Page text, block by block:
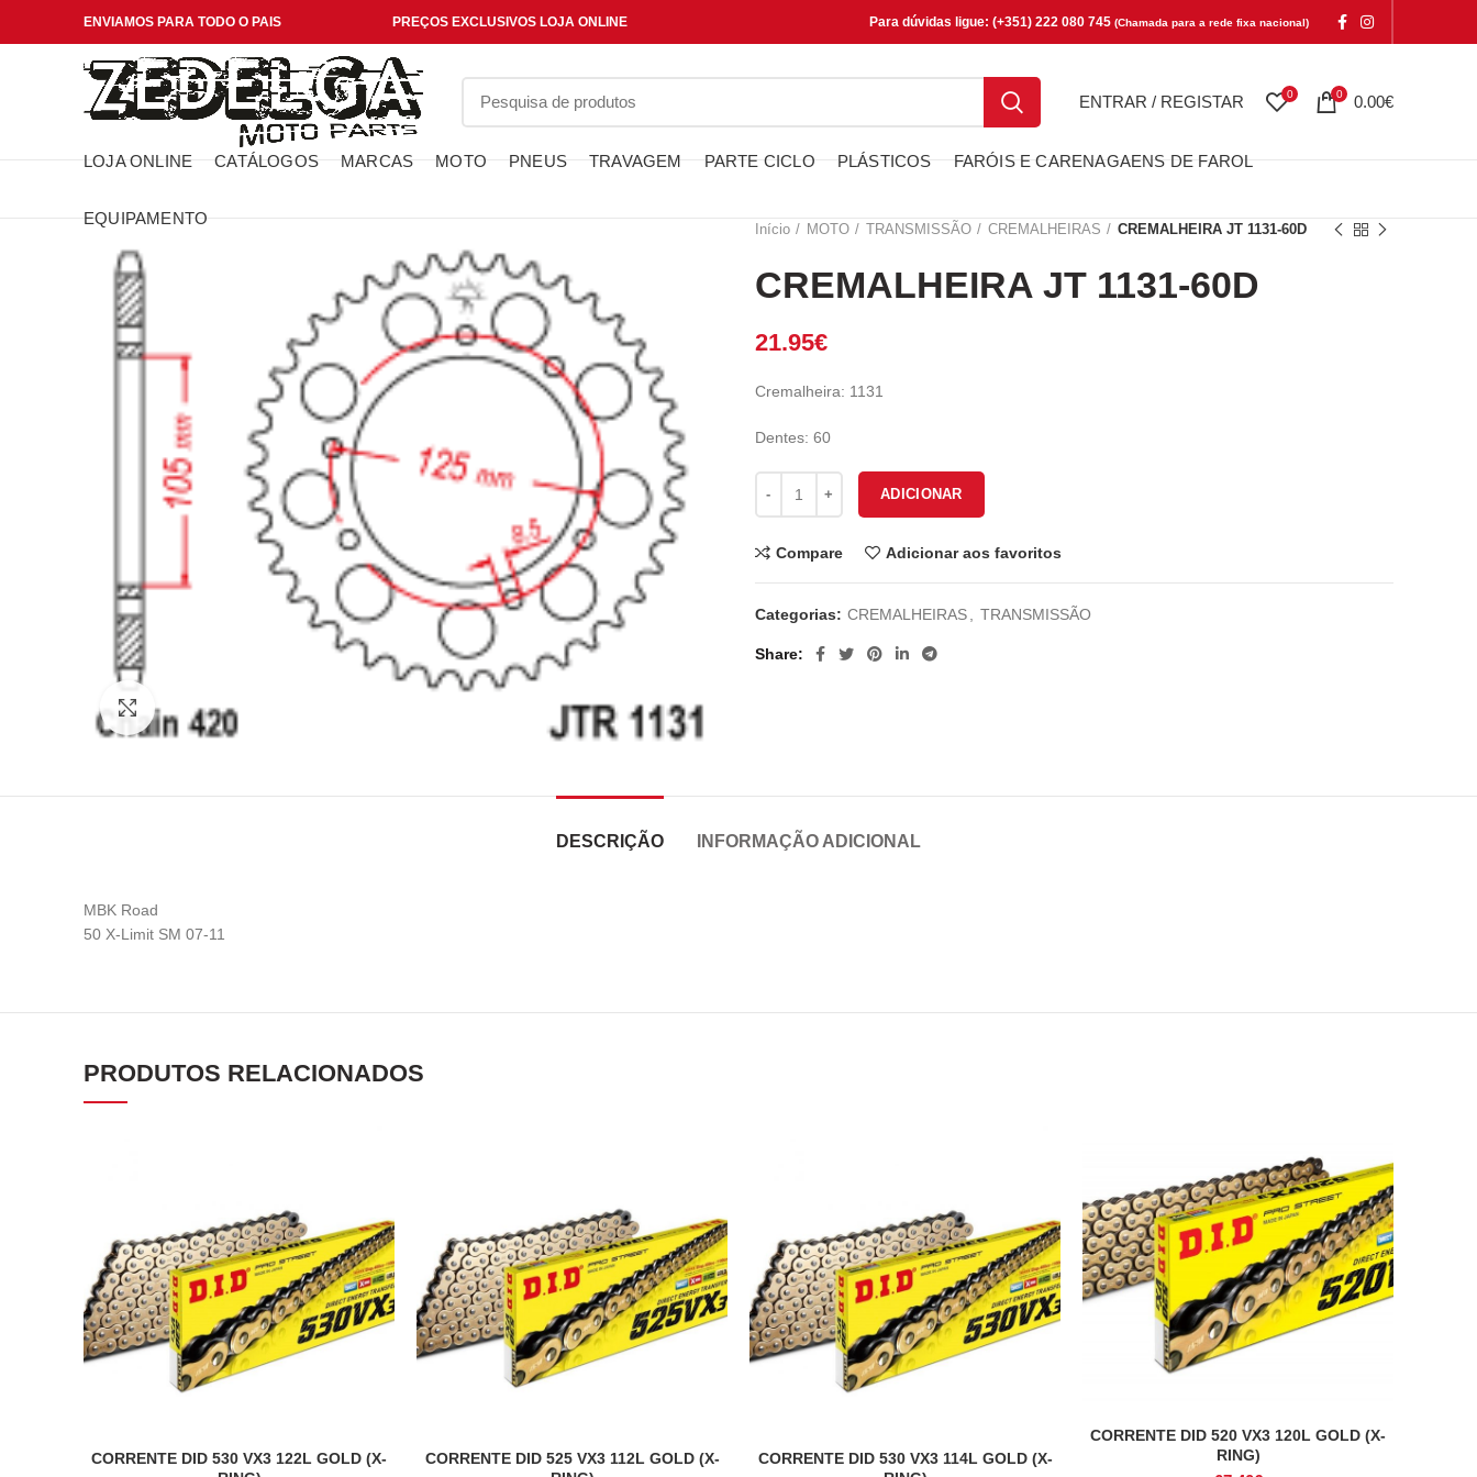
ENVIAMOS PARA TODO O PAIS PREÇOS EXCLUSIVOS LOJA ONLINE Para dúvidas ligue: (+351) 222 080 745 (Chamada para a rede fixa nacional)
ENTRAR / REGISTAR 0 0 0.00€
LOJA ONLINE CATÁLOGOS MARCAS MOTO PNEUS TRAVAGEM PARTE CICLO PLÁSTICOS FARÓIS E CARENAGAENS DE FAROL
EQUIPAMENTO
Click to enlarge
Início MOTO TRANSMISSÃO CREMALHEIRAS CREMALHEIRA JT 1131-60D
CREMALHEIRA JT 1131-60D
21.95€
Cremalheira: 1131
Dentes: 60
ADICIONAR
Compare Adicionar aos favoritos
Categorias: CREMALHEIRAS TRANSMISSÃO
Share
DESCRIÇÃO INFORMAÇÃO ADICIONAL
MBK Road
50 X-Limit SM 07-11
PRODUTOS RELACIONADOS
ADICIONAR
CORRENTE DID 530 VX3 122L GOLD (X-
ADICIONAR
CORRENTE DID 525 VX3 112L GOLD (X-
ADICIONAR
CORRENTE DID 530 VX3 114L GOLD (X-
ADICIONAR
CORRENTE DID 520 VX3 120L GOLD (X-
RING)